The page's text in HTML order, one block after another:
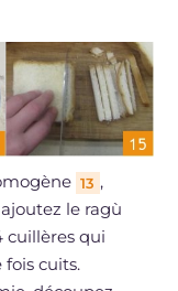
13 ,
le ragù
cuillères qui
cuits.